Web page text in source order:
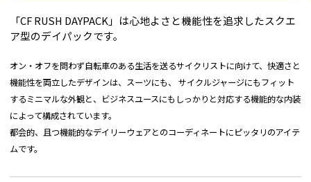
「CF RUSH DAYPACK」は心地よさと機能性を追求したスクエ
ア型のデイパックです。
オン・オフを問わず自転車のある生活を送るサイクリストに向けて、快適さと
機能性を両立したデザインは、スーツにも、 サイクルジャージにもフィット
するミニマルな外観と、ビジネスユースにもしっかりと対応する機能的な内装
によって構成されています。
都会的、且つ機能的なデイリーウェアとのコーディネートにピッタリのアイテ
ムです。